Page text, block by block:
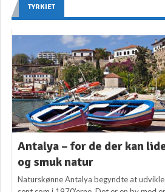
TYRKIET
Antalya – for de der kan
og smuk natur
Naturskønne Antalya begyndte at udvikle